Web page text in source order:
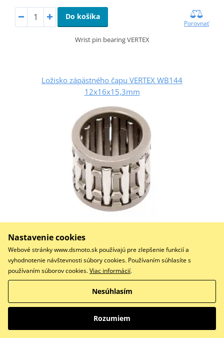
Do košíka
Porovnať
Wrist pin bearing VERTEX
Ložisko zápästného čapu VERTEX WB144
12x16x15,3mm
20,80 €
Do košíka
Porovnať
Wrist pin bearing VERTEX
Nastavenie cookies
Webové stránky www.dsmoto.sk používajú pre zlepšenie funkcií a
vyhodnotenie návštevnosti súbory cookies. Používaním súhlasíte s
používaním súborov cookies.Viac informácií.
Nesúhlasím
Rozumiem